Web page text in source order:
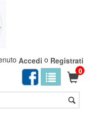
Accedi o Registrati
0